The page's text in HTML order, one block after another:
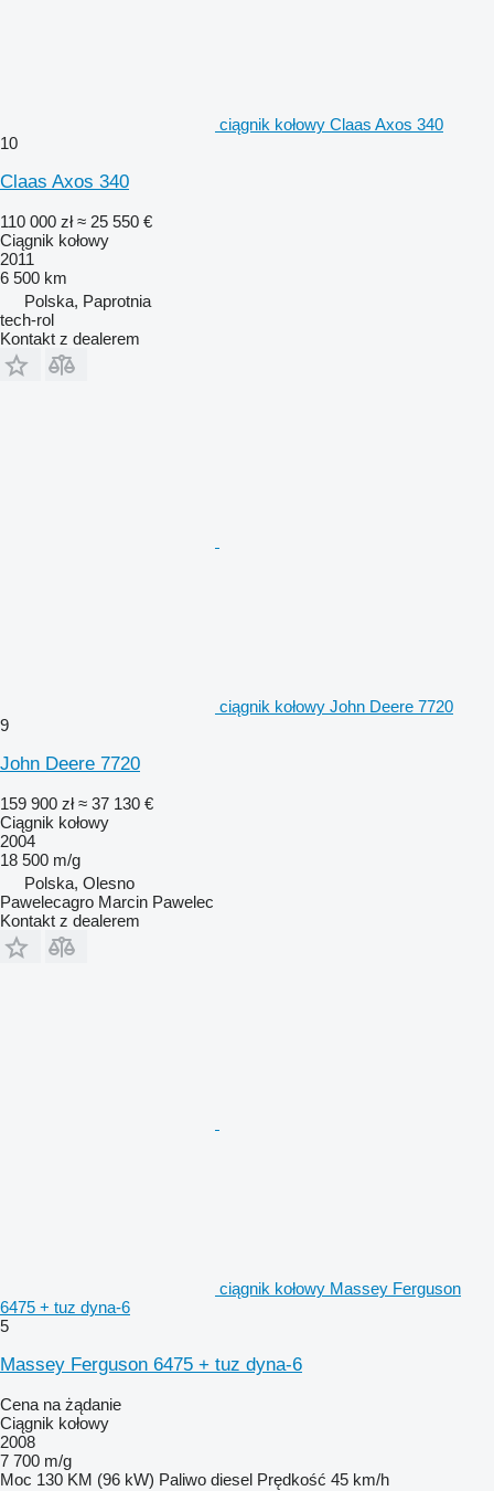
ciągnik kołowy Claas Axos 340
10
Claas Axos 340
110 000 zł ≈ 25 550 €
Ciągnik kołowy
2011
6 500 km
Polska, Paprotnia
tech-rol
Kontakt z dealerem
ciągnik kołowy John Deere 7720
9
John Deere 7720
159 900 zł ≈ 37 130 €
Ciągnik kołowy
2004
18 500 m/g
Polska, Olesno
Pawelecagro Marcin Pawelec
Kontakt z dealerem
ciągnik kołowy Massey Ferguson
6475 + tuz dyna-6
5
Massey Ferguson 6475 + tuz dyna-6
Cena na żądanie
Ciągnik kołowy
2008
7 700 m/g
Moc 130 KM (96 kW) Paliwo diesel Prędkość 45 km/h